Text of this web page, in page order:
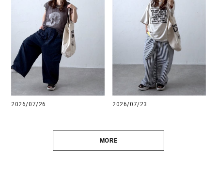
2026/07/26 2026/07/23
MORE